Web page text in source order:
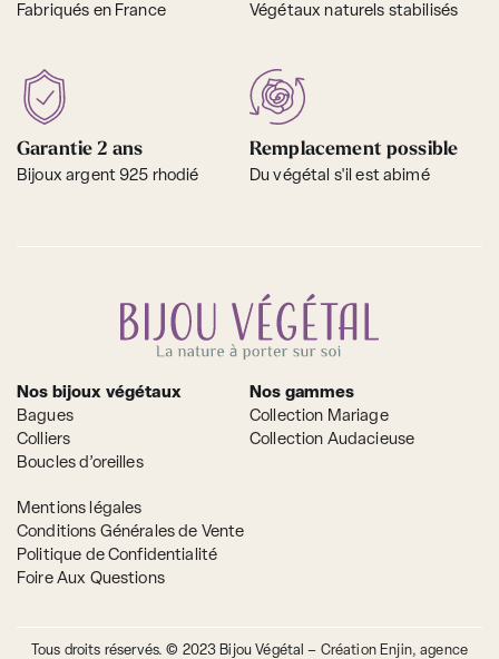
Fabriqués en France Végétaux naturels stabilisés
Garantie 2 ans
Bijoux argent 925 rhodié
Remplacement possible
Du végétal s'il est abimé
Nos bijoux végétaux
Bagues
Colliers
Boucles d’oreilles
Nos gammes
Collection Mariage
Collection Audacieuse
Mentions légales
Conditions Générales de Vente
Politique de Confidentialité
Foire Aux Questions
Tous droits réservés. © 2023 Bijou Végétal – Création Enjin, agence